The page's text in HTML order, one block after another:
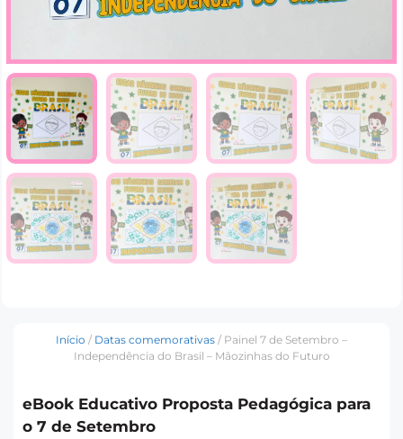
Início / Datas comemorativas / Painel 7 de Setembro –
Independência do Brasil – Mãozinhas do Futuro
eBook Educativo Proposta Pedagógica para
o 7 de Setembro